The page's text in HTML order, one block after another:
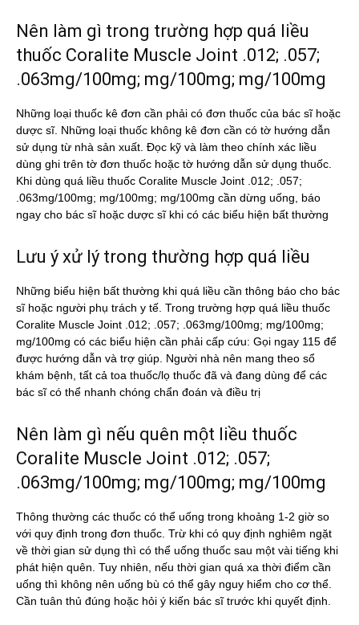
Nên làm gì trong trường hợp quá liều
thuốc Coralite Muscle Joint .012; .057;
.063mg/100mg; mg/100mg; mg/100mg
Những loại thuốc kê đơn cần phải có đơn thuốc của bác sĩ hoặc
dược sĩ. Những loại thuốc không kê đơn cần có tờ hướng dẫn
sử dụng từ nhà sản xuất. Đọc kỹ và làm theo chính xác liều
dùng ghi trên tờ đơn thuốc hoặc tờ hướng dẫn sử dụng thuốc.
Khi dùng quá liều thuốc Coralite Muscle Joint .012; .057;
.063mg/100mg; mg/100mg; mg/100mg cần dừng uống, báo
ngay cho bác sĩ hoặc dược sĩ khi có các biểu hiện bất thường
Lưu ý xử lý trong thường hợp quá liều
Những biểu hiện bất thường khi quá liều cần thông báo cho bác
sĩ hoặc người phụ trách y tế. Trong trường hợp quá liều thuốc
Coralite Muscle Joint .012; .057; .063mg/100mg; mg/100mg;
mg/100mg có các biểu hiện cần phải cấp cứu: Gọi ngay 115 để
được hướng dẫn và trợ giúp. Người nhà nên mang theo sổ
khám bệnh, tất cả toa thuốc/lọ thuốc đã và đang dùng để các
bác sĩ có thể nhanh chóng chẩn đoán và điều trị
Nên làm gì nếu quên một liều thuốc
Coralite Muscle Joint .012; .057;
.063mg/100mg; mg/100mg; mg/100mg
Thông thường các thuốc có thể uống trong khoảng 1-2 giờ so
với quy định trong đơn thuốc. Trừ khi có quy định nghiêm ngặt
về thời gian sử dụng thì có thể uống thuốc sau một vài tiếng khi
phát hiện quên. Tuy nhiên, nếu thời gian quá xa thời điểm cần
uống thì không nên uống bù có thể gây nguy hiểm cho cơ thể.
Cần tuân thủ đúng hoặc hỏi ý kiến bác sĩ trước khi quyết định.